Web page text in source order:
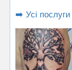
➡️ Усі послуги